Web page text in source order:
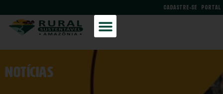
PORTAL
CADASTRE-SE
NOtícias